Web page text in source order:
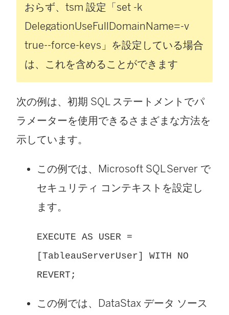
おらず、tsm 設定「set -k
DelegationUseFullDomainName=-v
true--force-keys」を設定している場合
は、これを含めることができます
次の例は、初期 SQL ステートメントでパ
ラメーターを使用できるさまざまな方法を
示しています。
この例では、Microsoft SQL Server で
セキュリティ コンテキストを設定し
ます。
EXECUTE AS USER =
[TableauServerUser] WITH NO
REVERT;
この例では、DataStax データ ソース